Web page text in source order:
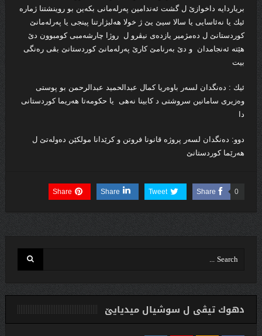
بریاردایه‌ داخوازێ ل گشت ئه‌ندامین په‌رله‌مانى بكه‌ین بو روینشتنا ژماره‌
ئیك یا نه‌ئاسایی یا سالا سیێ یێ ژ خولا هه‌لبژارتنا پینجى یا په‌رله‌مانێ
كوردستانێ ل ده‌مژمیر یازده‌ى نیڤرو ل روژا چارشه‌مبى كومبوون دێ
هێته‌ ئه‌نجامدان و دێ به‌رنامێ كارێ په‌رله‌مانێ كوردستانێ بڤى ره‌نگى
بیت
ئیك : ده‌نگدان لسه‌ر باوه‌ریا كمال عبدالحمید عبدالرحمن بو پوستى
وه‌زیرى سامانین سروشتی د كابینا نه‌هى یا حكومه‌تا هه‌ریما كوردستانى
دا
دوو: ده‌نگدان لسه‌ر پروژه ‌قانونا فروتن و كرێدانا مولكێن ده‌وله‌تێ ل
هه‌رێما كوردستانێ
Share 0
Tweet
Share
Share
دهوك تیڤی ل سوشیال ميديایێ